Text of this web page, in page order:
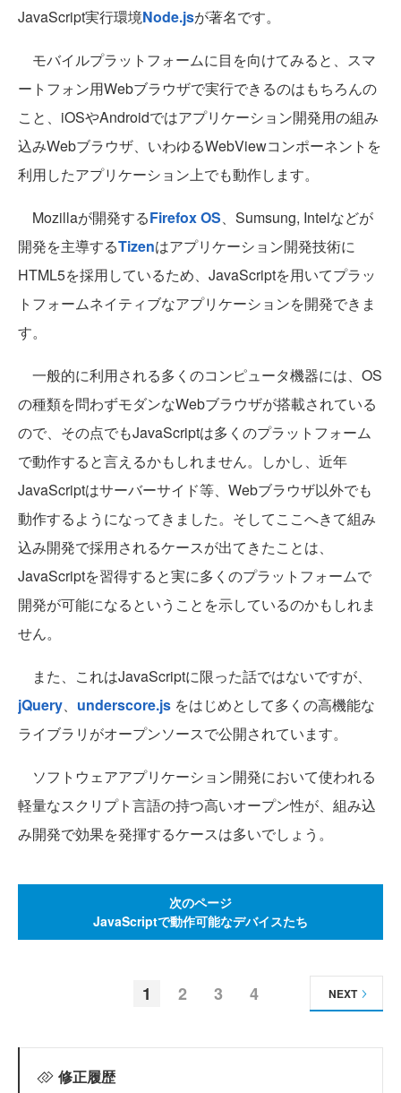
JavaScript実行環境Node.jsが著名です。
モバイルプラットフォームに目を向けてみると、スマ
ートフォン用Webブラウザで実行できるのはもちろんの
こと、iOSやAndroidではアプリケーション開発用の組み
込みWebブラウザ、いわゆるWebViewコンポーネントを
利用したアプリケーション上でも動作します。
Mozillaが開発するFirefox OS、Sumsung, Intelなどが
開発を主導するTizenはアプリケーション開発技術に
HTML5を採用しているため、JavaScriptを用いてプラッ
トフォームネイティブなアプリケーションを開発できま
す。
一般的に利用される多くのコンピュータ機器には、OS
の種類を問わずモダンなWebブラウザが搭載されている
ので、その点でもJavaScriptは多くのプラットフォーム
で動作すると言えるかもしれません。しかし、近年
JavaScriptはサーバーサイド等、Webブラウザ以外でも
動作するようになってきました。そしてここへきて組み
込み開発で採用されるケースが出てきたことは、
JavaScriptを習得すると実に多くのプラットフォームで
開発が可能になるということを示しているのかもしれま
せん。
また、これはJavaScriptに限った話ではないですが、
jQuery、 underscore.js をはじめとして多くの高機能な
ライブラリがオープンソースで公開されています。
ソフトウェアアプリケーション開発において使われる
軽量なスクリプト言語の持つ高いオープン性が、組み込
み開発で効果を発揮するケースは多いでしょう。
次のページ
JavaScriptで動作可能なデバイスたち
1 2 3 4 NEXT
修正履歴